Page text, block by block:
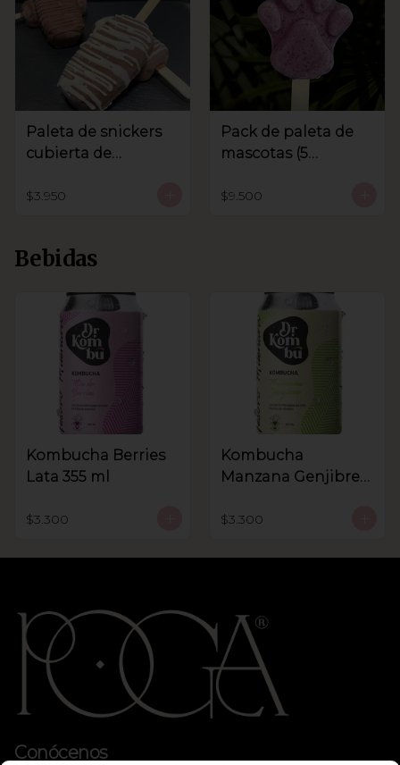
Paleta de snickers
cubierta de
$3.950
Pack de paleta de
mascotas (5
$9.500
Bebidas
Kombucha Berries
Lata 355 ml
$3.300
Kombucha
Manzana Genjibre
$3.300
Conócenos